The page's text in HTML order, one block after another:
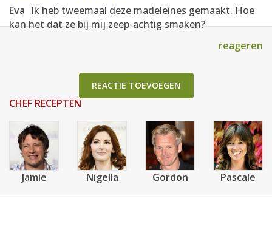
Eva Ik heb tweemaal deze madeleines gemaakt. Hoe
kan het dat ze bij mij zeep-achtig smaken?
reageren
REACTIE TOEVOEGEN
CHEF RECEPTEN
Jamie Nigella Gordon Pascale